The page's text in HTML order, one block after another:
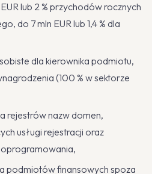
lub 2 % przychodów rocznych
do 7 mln EUR lub 1,4 % dla
dla kierownika podmiotu,
(100 % w sektorze
rejestrów nazw domen,
usługi rejestracji oraz
podmiotów finansowych spoza